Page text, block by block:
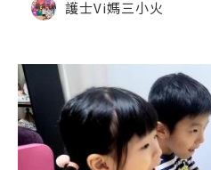
護士Vi媽三小火